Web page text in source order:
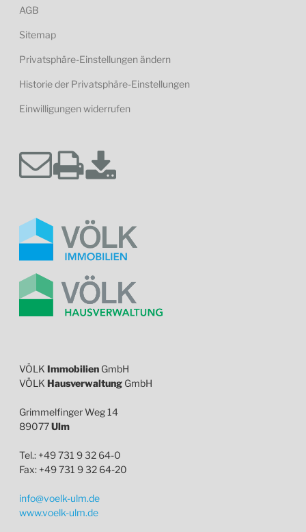
AGB
Sitemap
Privatsphäre-Einstellungen ändern
Historie der Privatsphäre-Einstellungen
Einwilligungen widerrufen
VÖLK Immobilien GmbH
VÖLK Hausverwaltung GmbH
Grimmelfinger Weg 14
89077Ulm
Tel.: +49 731 9 32 64-0
Fax: +49 731 9 32 64-20
info@voelk-ulm.de
www.voelk-ulm.de